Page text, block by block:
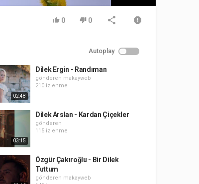
0 0
Autoplay
02:48
Dilek Ergin - Randıman
gönderen makayweb
210 izlenme
03:15
Dilek Arslan - Kardan Çiçekler
gönderen
115 izlenme
Özgür Çakıroğlu - Bir Dilek
Tuttum
gönderen makayweb